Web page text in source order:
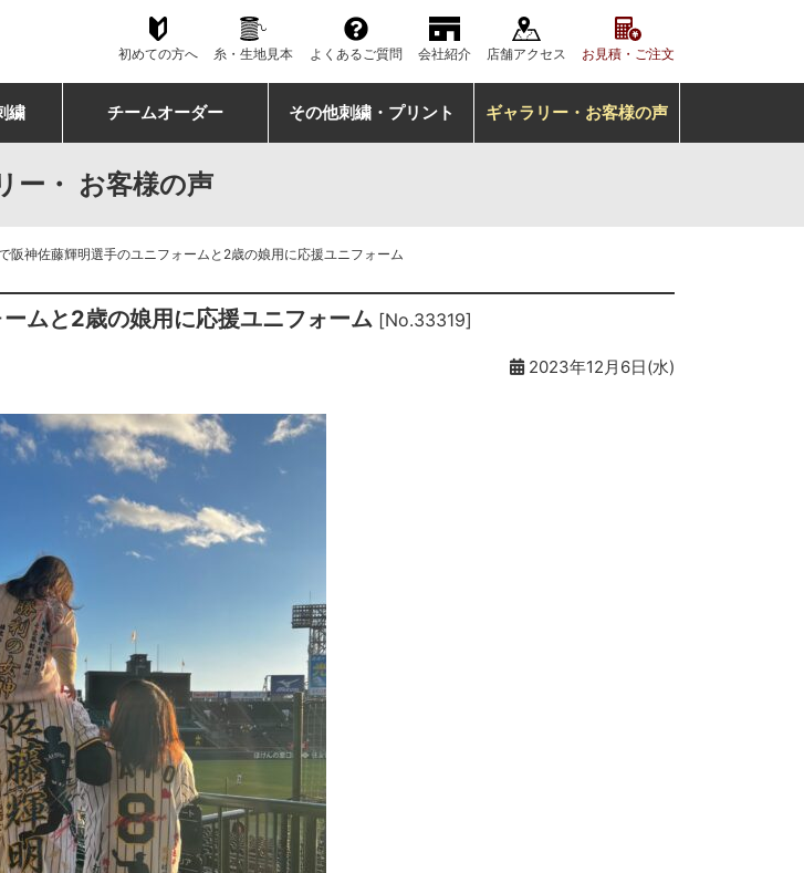
初めての方へ 糸・生地見本 よくあるご質問 会社紹介 店舗アクセス お見積・ご注文
繍 チームオーダー その他刺繍・プリント ギャラリー・お客様の声
ー・ お客様の声
阪神佐藤輝明選手のユニフォームと2歳の娘用に応援ユニフォーム
ムと2歳の娘用に応援ユニフォーム [No.33319]
2023年12月6日(水)